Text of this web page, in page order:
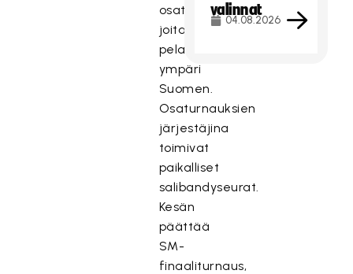
osaturnauksista,
joita
pelataan
ympäri
Suomen.
Osaturnauksien
järjestäjina
toimivat
paikalliset
salibandyseurat.
Kesän
päättää
SM-
finaaliturnaus,
valinnat
04.08.2026